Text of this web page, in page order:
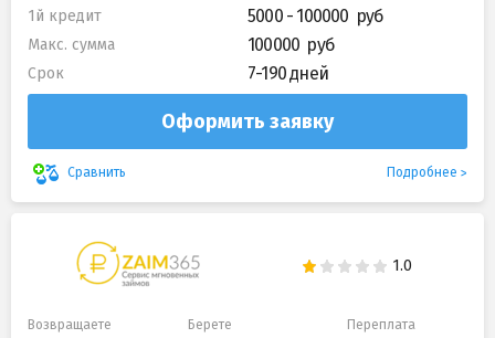
1й кредит 5000 - 100000
Макс. сумма 100000
Срок 7-190 дней
Оформить заявку
Сравнить Подробнее
Возвращаете Берете Переплата